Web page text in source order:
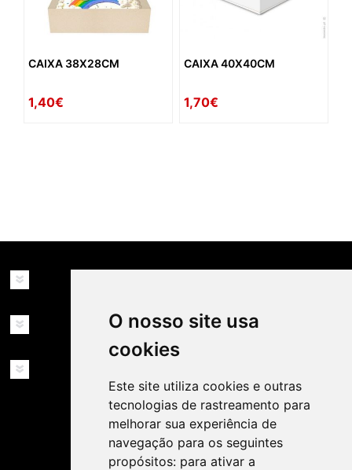
O nosso site usa
cookies
Este site utiliza cookies e outras
tecnologias de rastreamento para
melhorar sua experiência de
navegação para os seguintes
propósitos: para ativar a
CAIXA 38X28CM
1,40€
CAIXA 40X40CM
1,70€
MINHA CONTA